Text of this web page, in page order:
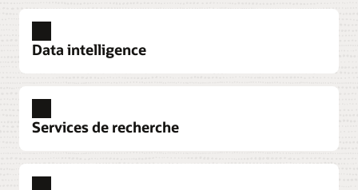
Découvrir les opérations d'essais cliniques
Découvrir la collecte des données d'essais
cliniques
Data intelligence
Services de recherche